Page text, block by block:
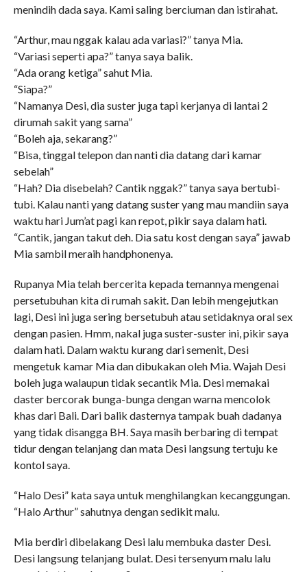
menindih dada saya. Kami saling berciuman dan istirahat.
“Arthur, mau nggak kalau ada variasi?” tanya Mia.
“Variasi seperti apa?” tanya saya balik.
“Ada orang ketiga” sahut Mia.
“Siapa?”
“Namanya Desi, dia suster juga tapi kerjanya di lantai 2
dirumah sakit yang sama”
“Boleh aja, sekarang?”
“Bisa, tinggal telepon dan nanti dia datang dari kamar
sebelah”
“Hah? Dia disebelah? Cantik nggak?” tanya saya bertubi-
tubi. Kalau nanti yang datang suster yang mau mandiin saya
waktu hari Jum’at pagi kan repot, pikir saya dalam hati.
“Cantik, jangan takut deh. Dia satu kost dengan saya” jawab
Mia sambil meraih handphonenya.
Rupanya Mia telah bercerita kepada temannya mengenai
persetubuhan kita di rumah sakit. Dan lebih mengejutkan
lagi, Desi ini juga sering bersetubuh atau setidaknya oral sex
dengan pasien. Hmm, nakal juga suster-suster ini, pikir saya
dalam hati. Dalam waktu kurang dari semenit, Desi
mengetuk kamar Mia dan dibukakan oleh Mia. Wajah Desi
boleh juga walaupun tidak secantik Mia. Desi memakai
daster bercorak bunga-bunga dengan warna mencolok
khas dari Bali. Dari balik dasternya tampak buah dadanya
yang tidak disangga BH. Saya masih berbaring di tempat
tidur dengan telanjang dan mata Desi langsung tertuju ke
kontol saya.
“Halo Desi” kata saya untuk menghilangkan kecanggungan.
“Halo Arthur” sahutnya dengan sedikit malu.
Mia berdiri dibelakang Desi lalu membuka daster Desi.
Desi langsung telanjang bulat. Desi tersenyum malu lalu